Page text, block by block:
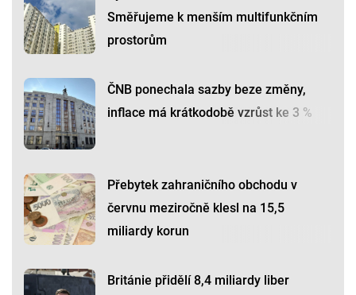
Směřujeme k menším multifunkčním
prostorům
ČNB ponechala sazby beze změny,
inflace má krátkodobě vzrůst ke 3 %
Přebytek zahraničního obchodu v
červnu meziročně klesl na 15,5
miliardy korun
Británie přidělí 8,4 miliardy liber